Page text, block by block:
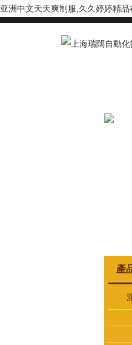
亚洲中文天天爽制服,久久婷婷精
產